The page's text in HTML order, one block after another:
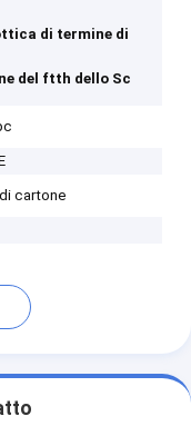
di termine di
del ftth dello Sc
cartone